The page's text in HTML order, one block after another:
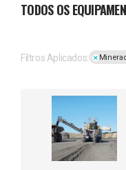
TODOS OS
Filtros Aplicados: